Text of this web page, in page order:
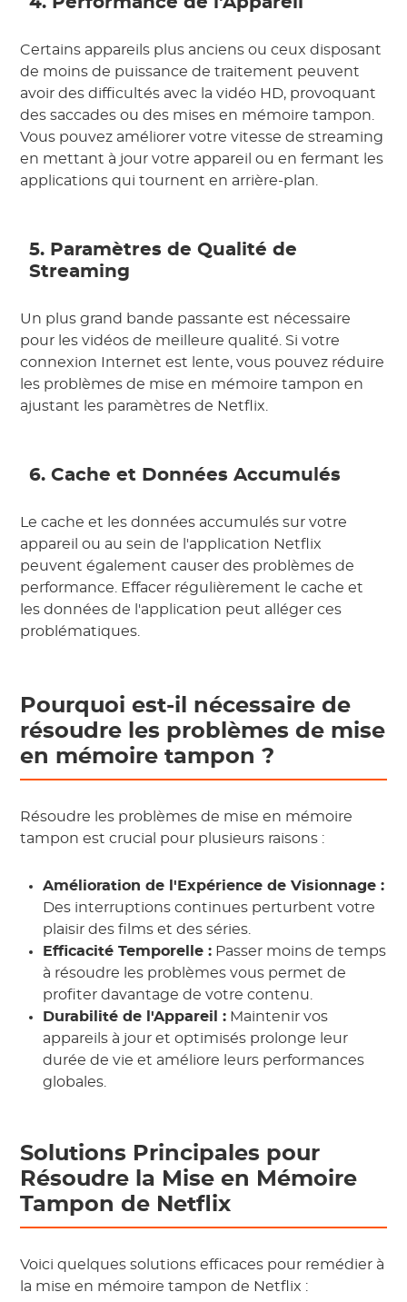
Certains appareils plus anciens ou ceux disposant
de moins de puissance de traitement peuvent
avoir des difficultés avec la vidéo HD, provoquant
des saccades ou des mises en mémoire tampon.
Vous pouvez améliorer votre vitesse de streaming
en mettant à jour votre appareil ou en fermant les
applications qui tournent en arrière-plan.
5. Paramètres de Qualité de
Streaming
Un plus grand bande passante est nécessaire
pour les vidéos de meilleure qualité. Si votre
connexion Internet est lente, vous pouvez réduire
les problèmes de mise en mémoire tampon en
ajustant les paramètres de Netflix.
6. Cache et Données Accumulés
Le cache et les données accumulés sur votre
appareil ou au sein de l'application Netflix
peuvent également causer des problèmes de
performance. Effacer régulièrement le cache et
les données de l'application peut alléger ces
problématiques.
Pourquoi est-il nécessaire de
résoudre les problèmes de mise
en mémoire tampon ?
Résoudre les problèmes de mise en mémoire
tampon est crucial pour plusieurs raisons :
Amélioration de l'Expérience de Visionnage :
Des interruptions continues perturbent votre
plaisir des films et des séries.
Efficacité Temporelle : Passer moins de temps
à résoudre les problèmes vous permet de
profiter davantage de votre contenu.
Durabilité de l'Appareil : Maintenir vos
appareils à jour et optimisés prolonge leur
durée de vie et améliore leurs performances
globales.
Solutions Principales pour
Résoudre la Mise en Mémoire
Tampon de Netflix
Voici quelques solutions efficaces pour remédier à
la mise en mémoire tampon de Netflix :